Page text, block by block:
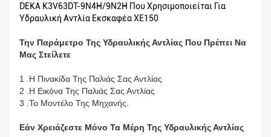
DEKA K3V63DT-9N4H/9N2H Που Χρησιμοποιείται Για
Υδραυλική Αντλία Εκσκαφέα XE150
Την Παράμετρο Της Υδραυλικής Αντλίας Που Πρέπει Να
Μας Στείλετε
1 .Η Πινακίδα Της Παλιάς Σας Αντλίας
2 .Η Εικόνα Της Παλιάς Σας Αντλίας
3 .Το Μοντέλο Της Μηχανής.
Εάν Χρειάζεστε Μόνο Τα Μέρη Της Υδραυλικής Αντλίας